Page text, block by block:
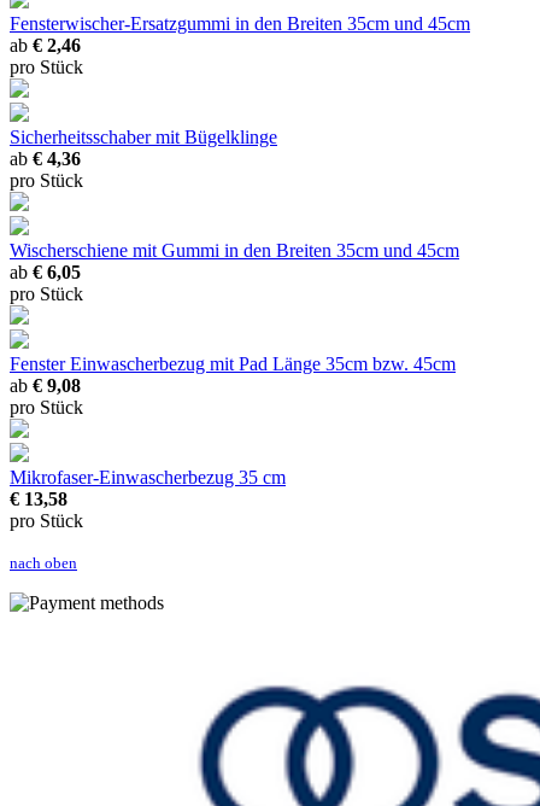
Fensterwischer-Ersatzgummi in den Breiten 35cm und 45cm
ab € 2,46
pro Stück
Sicherheitsschabermit Bügelklinge
ab € 4,36
pro Stück
Wischerschiene mit Gummi in den Breiten 35cm und 45cm
ab € 6,05
pro Stück
Fenster Einwascherbezug mit Pad Länge 35cm bzw. 45cm
ab € 9,08
pro Stück
Mikrofaser-Einwascherbezug 35 cm
€ 13,58
pro Stück
nach oben